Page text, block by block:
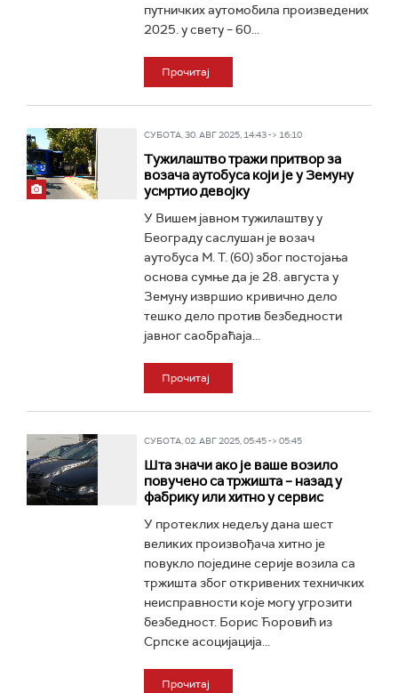
путничких аутомобила произведених
2025. у свету – 60...
Прочитај
СУБОТА, 30. АВГ 2025, 14:43 -> 16:10
Тужилаштво тражи притвор за
возача аутобуса који је у Земуну
усмртио девојку
У Вишем јавном тужилаштву у
Београду саслушан је возач
аутобуса М. Т. (60) због постојања
основа сумње да је 28. августа у
Земуну извршио кривично дело
тешко дело против безбедности
јавног саобраћаја...
Прочитај
СУБОТА, 02. АВГ 2025, 05:45 -> 05:45
Шта значи ако је ваше возило
повучено са тржишта – назад у
фабрику или хитно у сервис
У протеклих недељу дана шест
великих произвођача хитно је
повукло поједине серије возила са
тржишта због откривених техничких
неисправности које могу угрозити
безбедност. Борис Ћоровић из
Српске асоцијација...
Прочитај